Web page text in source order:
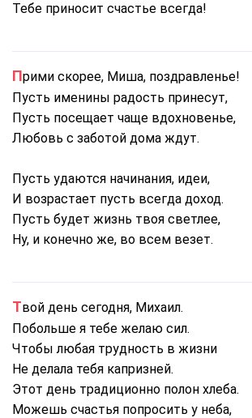
Тебе приносит счастье всегда!
Прими скорее, Миша, поздравленье!
Пусть именины радость принесут,
Пусть посещает чаще вдохновенье,
Любовь с заботой дома ждут.
Пусть удаются начинания, идеи,
И возрастает пусть всегда доход.
Пусть будет жизнь твоя светлее,
Ну, и конечно же, во всем везет.
Твой день сегодня, Михаил.
Побольше я тебе желаю сил.
Чтобы любая трудность в жизни
Не делала тебя капризней.
Этот день традиционно полон хлеба.
Можешь счастья попросить у неба,